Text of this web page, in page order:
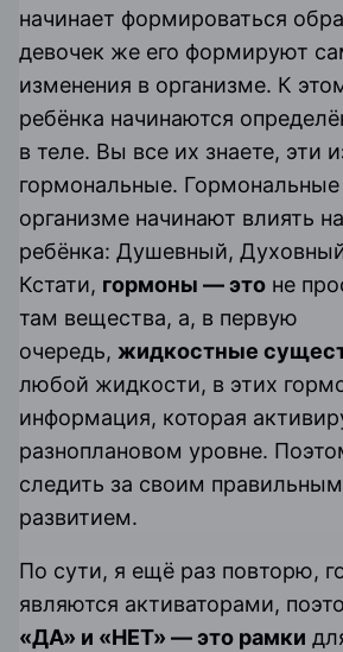
начинает формироваться
девочек же его формируют
изменения в организме. К
ребёнка начинаются
в теле. Вы все их знаете, эти
гормональные.
организме начинают влиять
ребёнка: Душевный,
Кстати, гормоны — это не
там вещества, а, в первую
очередь, жидкостные
любой жидкости, в этих
информация, которая
разноплановом уровне.
следить за своим
развитием.
По сути, я ещё раз повторю,
являются активаторами,
«ДА» и «НЕТ» — это рамки